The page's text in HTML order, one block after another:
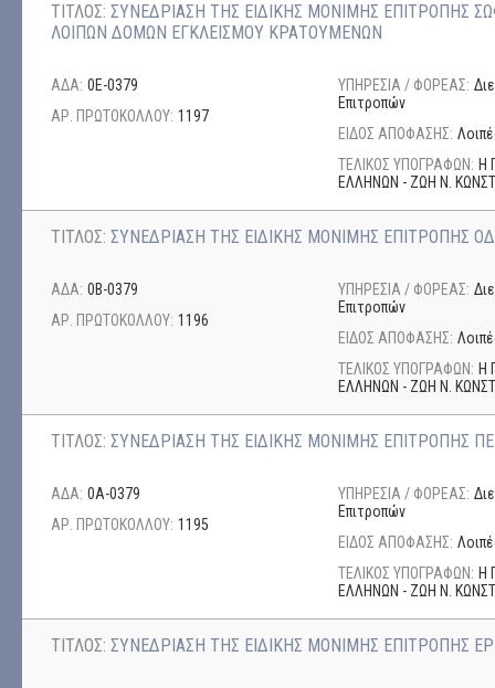
ΤΙΤΛΟΣ: ΣΥΝΕΔΡΙΑΣΗ ΤΗΣ ΕΙΔΙΚΗΣ ΜΟΝΙΜΗΣ ΕΠΙΤΡΟΠΗΣ
ΛΟΙΠΩΝ ΔΟΜΩΝ ΕΓΚΛΕΙΣΜΟΥ ΚΡΑΤΟΥΜΕΝΩΝ
ΑΔΑ: 0Ε-0379
ΑΡ. ΠΡΩΤΟΚΟΛΛΟΥ: 1197
ΥΠΗΡΕΣΙΑ / ΦΟΡΕΑΣ:
Επιτροπών
ΕΙΔΟΣ ΑΠΟΦΑΣΗΣ:
ΤΕΛΙΚΟΣ ΥΠΟΓΡΑΦΩΝ: Η
ΕΛΛΗΝΩΝ - ΖΩΗ Ν.
ΤΙΤΛΟΣ: ΣΥΝΕΔΡΙΑΣΗ ΤΗΣ ΕΙΔΙΚΗΣ ΜΟΝΙΜΗΣ ΕΠΙΤΡΟΠΗΣ
ΑΔΑ: 0Β-0379
ΑΡ. ΠΡΩΤΟΚΟΛΛΟΥ: 1196
ΥΠΗΡΕΣΙΑ / ΦΟΡΕΑΣ:
Επιτροπών
ΕΙΔΟΣ ΑΠΟΦΑΣΗΣ:
ΤΕΛΙΚΟΣ ΥΠΟΓΡΑΦΩΝ: Η
ΕΛΛΗΝΩΝ - ΖΩΗ Ν.
ΤΙΤΛΟΣ: ΣΥΝΕΔΡΙΑΣΗ ΤΗΣ ΕΙΔΙΚΗΣ ΜΟΝΙΜΗΣ ΕΠΙΤΡΟΠΗΣ
ΑΔΑ: 0Α-0379
ΑΡ. ΠΡΩΤΟΚΟΛΛΟΥ: 1195
ΥΠΗΡΕΣΙΑ / ΦΟΡΕΑΣ:
Επιτροπών
ΕΙΔΟΣ ΑΠΟΦΑΣΗΣ:
ΤΕΛΙΚΟΣ ΥΠΟΓΡΑΦΩΝ: Η
ΕΛΛΗΝΩΝ - ΖΩΗ Ν.
ΤΙΤΛΟΣ: ΣΥΝΕΔΡΙΑΣΗ ΤΗΣ ΕΙΔΙΚΗΣ ΜΟΝΙΜΗΣ ΕΠΙΤΡΟΠΗΣ